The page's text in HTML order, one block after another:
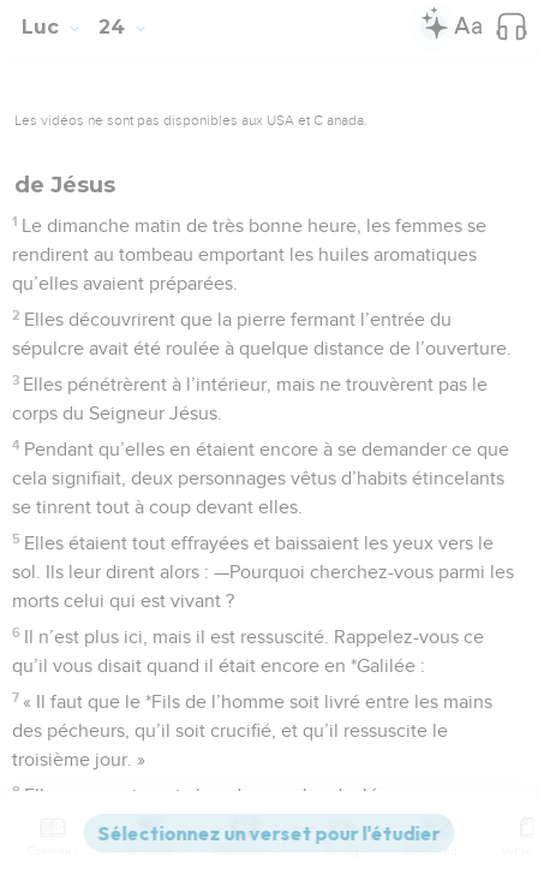
Luc 24
Les vidéos ne sont pas disponibles aux USA et C anada.
de Jésus
1 Le dimanche matin de très bonne heure, les femmes se
rendirent au tombeau emportant les huiles aromatiques
qu’elles avaient préparées.
2 Elles découvrirent que la pierre fermant l’entrée du
sépulcre avait été roulée à quelque distance de l’ouverture.
3 Elles pénétrèrent à l’intérieur, mais ne trouvèrent pas le
corps du Seigneur Jésus.
4 Pendant qu’elles en étaient encore à se demander ce que
cela signifiait, deux personnages vêtus d’habits étincelants
se tinrent tout à coup devant elles.
5 Elles étaient tout effrayées et baissaient les yeux vers le
sol. Ils leur dirent alors : —Pourquoi cherchez-vous parmi les
morts celui qui est vivant ?
6 Il n’est plus ici, mais il est ressuscité. Rappelez-vous ce
qu’il vous disait quand il était encore en *Galilée :
7 « Il faut que le *Fils de l’homme soit livré entre les mains
des pécheurs, qu’il soit crucifié, et qu’il ressuscite le
troisième jour. »
8 Elles se souvinrent alors des paroles de Jésus.
Elles revinrent du tombeau et allèrent tout raconter aux
Versions Commentaires Strong